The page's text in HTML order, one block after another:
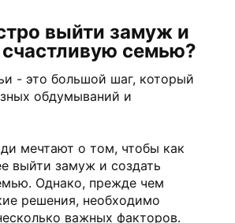
выйти замуж и
счастливую семью?
- это большой шаг, который
обдумываний и
мечтают о том, чтобы как
выйти замуж и создать
Однако, прежде чем
решения, необходимо
важных факторов.